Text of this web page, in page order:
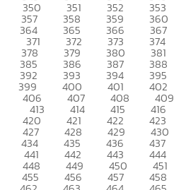
350 351 352 353
357 358 359 360
364 365 366 367
371 372 373 374
378 379 380 381
385 386 387 388
392 393 394 395
399 400 401 402
406 407 408 409
413 414 415 416
420 421 422 423
427 428 429 430
434 435 436 437
441 442 443 444
448 449 450 451
455 456 457 458